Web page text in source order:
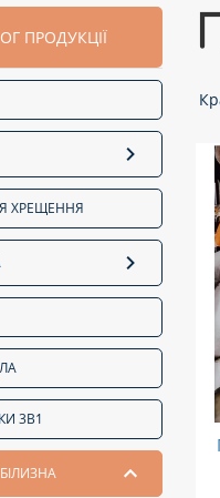
ПРОДУКЦІЇ
ХРЕЩЕННЯ
3В1